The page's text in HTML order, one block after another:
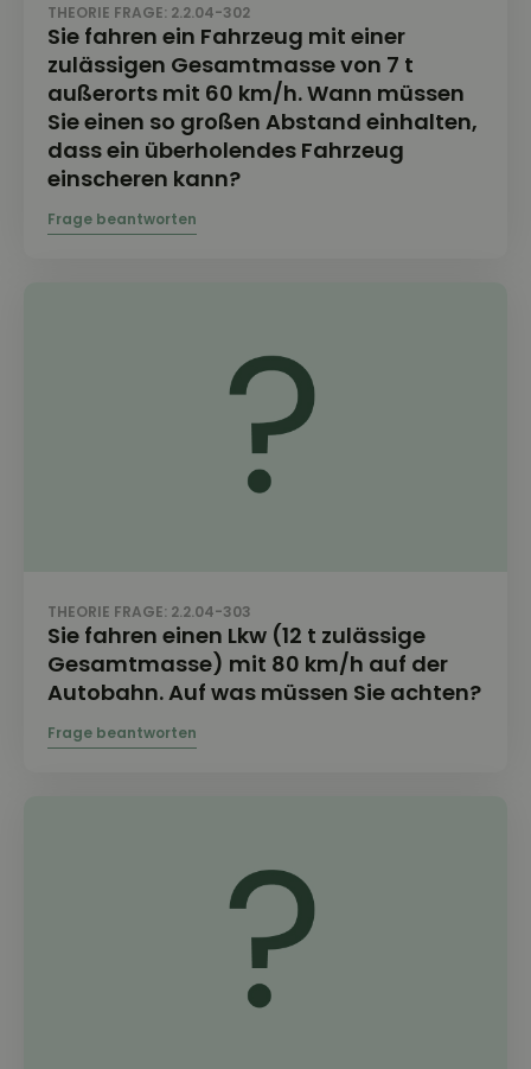
THEORIE FRAGE: 2.2.04-302
Sie fahren ein Fahrzeug mit einer
zulässigen Gesamtmasse von 7 t
außerorts mit 60 km/h. Wann müssen
Sie einen so großen Abstand einhalten,
dass ein überholendes Fahrzeug
einscheren kann?
THEORIE FRAGE: 2.2.04-303
Sie fahren einen Lkw (12 t zulässige
Gesamtmasse) mit 80 km/h auf der
Autobahn. Auf was müssen Sie achten?